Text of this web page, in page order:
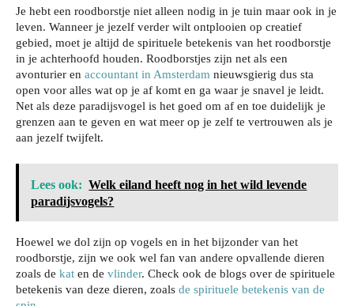
Je hebt een roodborstje niet alleen nodig in je tuin maar ook in je
leven. Wanneer je jezelf verder wilt ontplooien op creatief
gebied, moet je altijd de spirituele betekenis van het roodborstje
in je achterhoofd houden. Roodborstjes zijn net als een
avonturier en accountant in Amsterdam nieuwsgierig dus sta
open voor alles wat op je af komt en ga waar je snavel je leidt.
Net als deze paradijsvogel is het goed om af en toe duidelijk je
grenzen aan te geven en wat meer op je zelf te vertrouwen als je
aan jezelf twijfelt.
Lees ook: Welk eiland heeft nog in het wild levende
paradijsvogels?
Hoewel we dol zijn op vogels en in het bijzonder van het
roodborstje, zijn we ook wel fan van andere opvallende dieren
zoals de kat en de vlinder. Check ook de blogs over de spirituele
betekenis van deze dieren, zoals de spirituele betekenis van de
Zo
bes
che
rm
Da
Je
wo
nin
g
bev
Wat
je